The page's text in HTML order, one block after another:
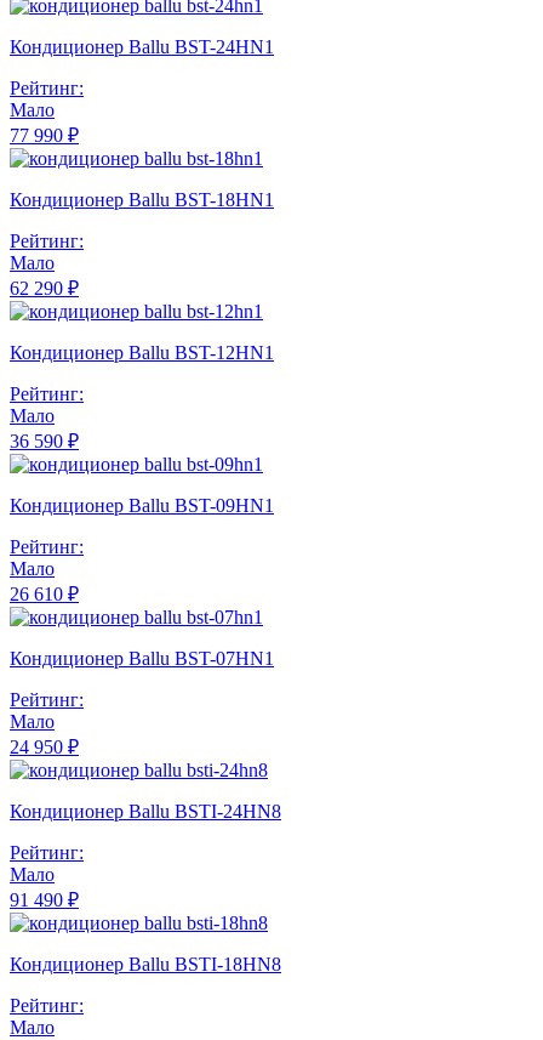
Кондиционер Ballu BST-24HN1
Рейтинг:
Мало
77 990 ₽
Кондиционер Ballu BST-18HN1
Рейтинг:
Мало
62 290 ₽
Кондиционер Ballu BST-12HN1
Рейтинг:
Мало
36 590 ₽
Кондиционер Ballu BST-09HN1
Рейтинг:
Мало
26 610 ₽
Кондиционер Ballu BST-07HN1
Рейтинг:
Мало
24 950 ₽
Кондиционер Ballu BSTI-24HN8
Рейтинг:
Мало
91 490 ₽
Кондиционер Ballu BSTI-18HN8
Рейтинг:
Мало